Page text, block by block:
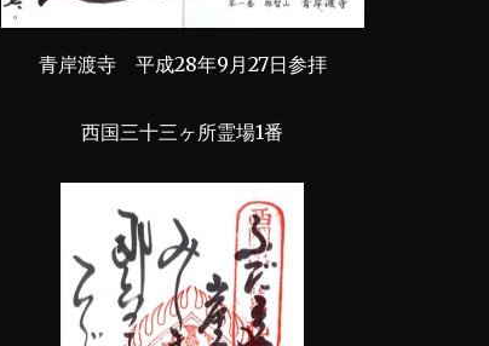
青岸渡寺 平成28年9月27日参拝
西国三十三ヶ所霊場1番